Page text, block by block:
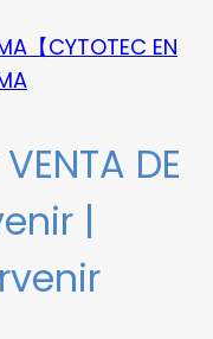
【CYTOTEC EN
DE
|